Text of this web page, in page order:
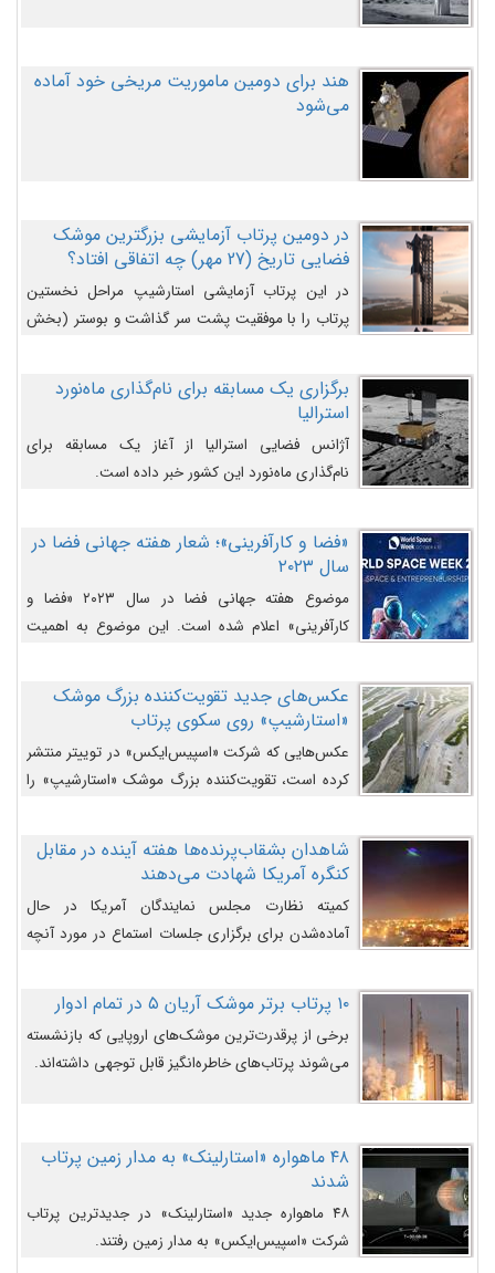
هند برای دومین ماموریت مریخی خود آماده
می‌شود
در دومین پرتاب آزمایشی بزرگترین موشک
فضایی تاریخ (27 مهر‌) چه اتفاقی افتاد؟
در این پرتاب آزمایشی استارشیپ مراحل نخستین
پرتاب را با موفقیت پشت سر گذاشت و بوستر (بخش
را وارد مسیر از پیش تعیین‌شده کند و سپس با یک
مکانیزم جدید با موفقیت از آن جدا شود. ‌
برگزاری یک مسابقه برای نام‌گذاری ماه‌نورد
استرالیا
آژانس فضایی استرالیا از آغاز یک مسابقه برای
نام‌گذاری ماه‌نورد این کشور خبر داده است.
«فضا و کارآفرینی»؛ شعار هفته جهانی فضا در
سال ۲۰۲۳
موضوع هفته جهانی فضا در سال ۲۰۲۳ «فضا و
کارآفرینی» اعلام شده است. این موضوع به اهمیت
روزافزون کارآفرینی در حوزه فضایی و مزایای جدیدی که
کارآفرینان این حوزه ایجاد می‌کنند، می‌پردازد.
عکس‌های جدید تقویت‌کننده بزرگ موشک
«استارشیپ» روی سکوی پرتاب
عکس‌هایی که شرکت «اسپیس‌ایکس» در توییتر منتشر
کرده است، تقویت‌کننده بزرگ موشک «استارشیپ» را
شاهدان بشقاب‌پرنده‌ها هفته آینده در مقابل
کنگره آمریکا شهادت می‌دهند
کمیته نظارت مجلس نمایندگان آمریکا در حال
آماده‌شدن برای برگزاری جلسات استماع در مورد آنچه
می‌دانند، است و قرار است افشاگران یوفوها هفته آینده
در مقابل آنها شهادت دهند.۱۰ پرتاب برتر موشک آریان ۵ در تمام ادوار
برخی از پرقدرت‌ترین موشک‌های اروپایی که بازنشسته
می‌شوند پرتاب‌های خاطره‌انگیز قابل توجهی داشته‌اند.
۴۸ ماهواره «استارلینک» به مدار زمین پرتاب
شدند
۴۸ ماهواره جدید «استارلینک» در جدیدترین پرتاب
شرکت «اسپیس‌ایکس» به مدار زمین رفتند.